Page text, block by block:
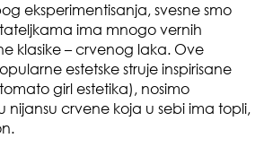
eksperimentisanja, svesne smo
ima mnogo vernih
klasike – crvenog laka. Ove
estetske struje inspirisane
girl estetika), nosimo
nijansu crvene koja u sebi ima topli,